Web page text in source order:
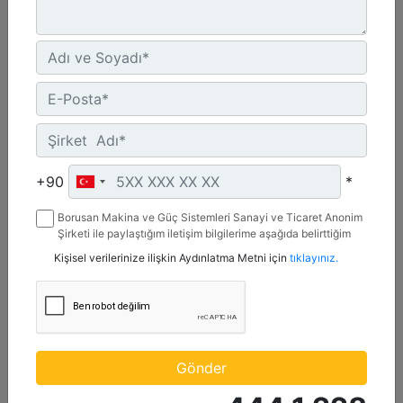
Detay
C13D
Maksimum Güç :
690 hp - 515 kW
+90 *
Borusan Makina ve Güç Sistemleri Sanayi ve Ticaret Anonim
Şirketi ile paylaştığım iletişim bilgilerime aşağıda belirttiğim
mesaj gönderilmesine izin veriyorum.
Kişisel verilerinize ilişkin Aydınlatma Metni için tıklayınız.
Gönder